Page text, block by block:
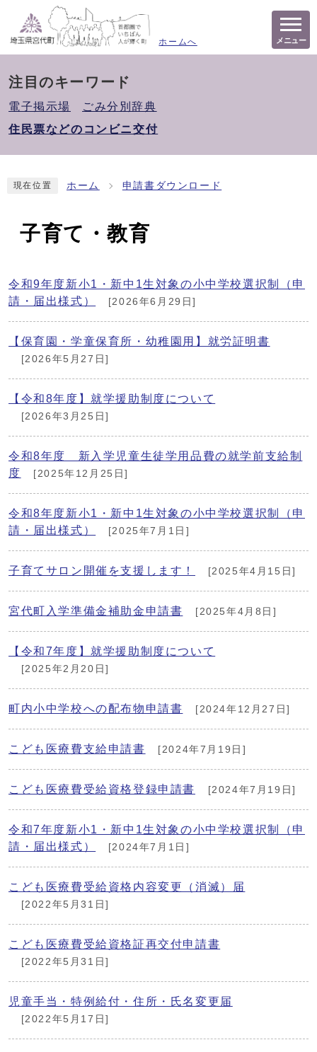
ホームへ メニュー
注目のキーワード
電子掲示場
ごみ分別辞典
住民票などのコンビニ交付
現在位置 ホーム 申請書ダウンロード
子育て・教育
令和9年度新小1・新中1生対象の小中学校選択制（申
請・届出様式）
[2026年6月29日]
【保育園・学童保育所・幼稚園用】就労証明書
[2026年5月27日]
【令和8年度】就学援助制度について
[2026年3月25日]
令和8年度 新入学児童生徒学用品費の就学前支給制
度
[2025年12月25日]
令和8年度新小1・新中1生対象の小中学校選択制（申
請・届出様式）
[2025年7月1日]
子育てサロン開催を支援します！ [2025年4月15日]
宮代町入学準備金補助金申請書 [2025年4月8日]
【令和7年度】就学援助制度について
[2025年2月20日]
町内小中学校への配布物申請書 [2024年12月27日]
こども医療費支給申請書 [2024年7月19日]
こども医療費受給資格登録申請書 [2024年7月19日]
令和7年度新小1・新中1生対象の小中学校選択制（申
請・届出様式）
[2024年7月1日]
こども医療費受給資格内容変更（消滅）届
[2022年5月31日]
こども医療費受給資格証再交付申請書
[2022年5月31日]
児童手当・特例給付・住所・氏名変更届
[2022年5月17日]